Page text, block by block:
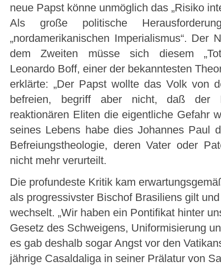
neue Papst könne unmöglich das „Risiko
Als große politische
„nordamerikanischen Imperialismus“. Der
dem Zweiten müsse sich diesem
Leonardo Boff, einer der bekanntesten
erklärte: „Der Papst wollte das Volk von
befreien, begriff aber nicht, daß der
reaktionären Eliten die eigentliche Gefahr
seines Lebens habe dies Johannes Paul
Befreiungstheologie, deren Vater oder
nicht mehr verurteilt.
Die profundeste Kritik kam
als progressivster Bischof Brasiliens gilt
wechselt. „Wir haben ein Pontifikat hinter
Gesetz des Schweigens, Uniformisierung
es gab deshalb sogar Angst vor den
jährige Casaldaliga in seiner Prälatur von